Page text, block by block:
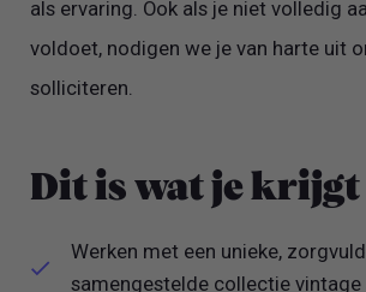
als ervaring. Ook als je niet volledig
voldoet, nodigen we je van harte uit
solliciteren.
Dit is wat je krijgt
Werken met een unieke,
samengestelde collectie vintage